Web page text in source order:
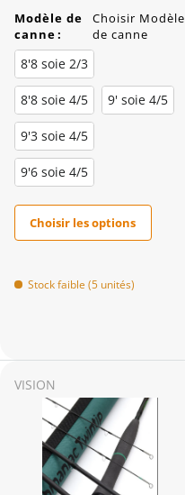
Modèle de
canne:
Choisir Modèle
de canne
8'8 soie 2/3
8'8 soie 4/5 9' soie 4/5
9'3 soie 4/5
9'6 soie 4/5
Choisir les options
Stock faible (5 unités)
VISION